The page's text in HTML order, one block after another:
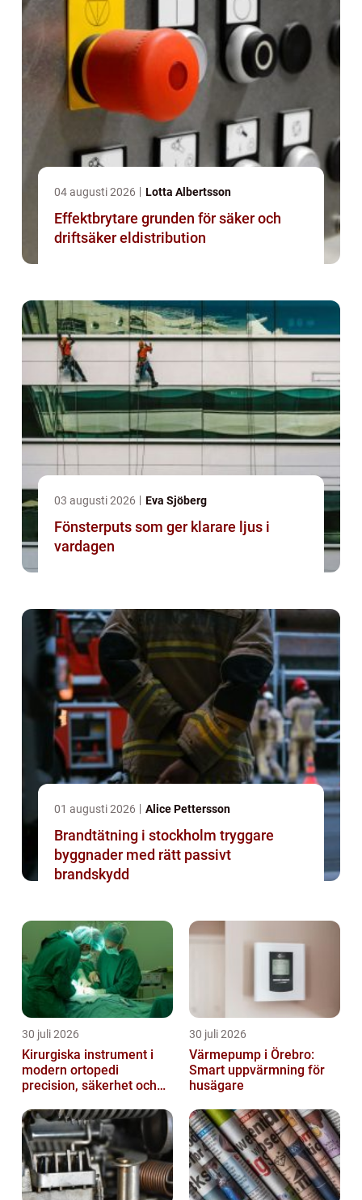
04 augusti 2026 Lotta Albertsson
Effektbrytare grunden för säker och
driftsäker eldistribution
03 augusti 2026 Eva Sjöberg
Fönsterputs som ger klarare ljus i
vardagen
01 augusti 2026 Alice Pettersson
Brandtätning i stockholm tryggare
byggnader med rätt passivt
brandskydd
30 juli 2026
Kirurgiska instrument i
modern ortopedi
precision, säkerhet och
30 juli 2026
Värmepump i Örebro:
Smart uppvärmning för
husägare